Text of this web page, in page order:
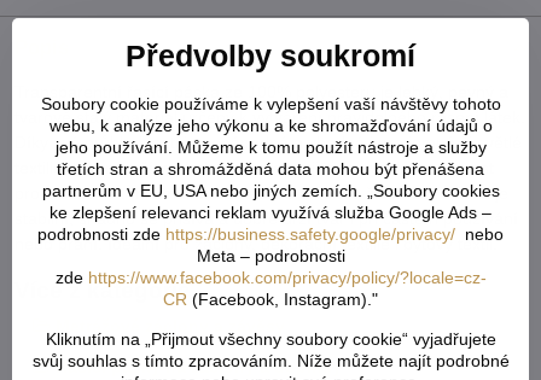
tvarově stálý materiál určený k vytváření pravidelného řasení látek.
Díky své průhlednosti je nenápadná a vhodná i pro jemné či světlé
textilie, kde neruší vzhled. Polyester zajišťuje vysokou odolnost
proti roztržení, minimální srážlivost a dlouhou životnost. Páska je
stabilní, snadno se přišívá a dobře drží tvar i při častém používání
nebo praní. Ideální pro záclony, dekorační textilie i bytový textil.
Více z kategorie
Řasící pásky na záclony a doplňky
Předvolby soukromí
Soubory cookie používáme k vylepšení vaší návštěvy tohoto
webu, k analýze jeho výkonu a ke shromažďování údajů o
jeho používání. Můžeme k tomu použít nástroje a služby
třetích stran a shromážděná data mohou být přenášena
partnerům v EU, USA nebo jiných zemích. „Soubory cookies
ke zlepšení relevanci reklam využívá služba Google Ads –
podrobnosti zde https://business.safety.google/privacy/ nebo
Meta – podrobnosti
zde https://www.facebook.com/privacy/policy/?locale=cz-
CR (Facebook, Instagram)."
Kliknutím na „Přijmout všechny soubory cookie“ vyjadřujete
svůj souhlas s tímto zpracováním. Níže můžete najít podrobné